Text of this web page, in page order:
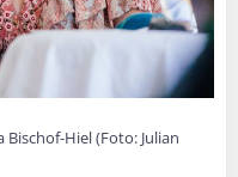
Hiel (Foto: Julian